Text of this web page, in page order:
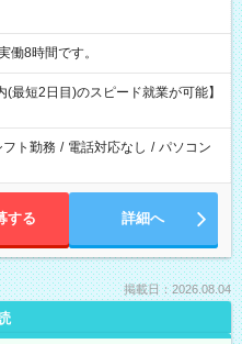
ち実働8時間です。
最短2日目)のスピード就業が可能】
フト勤務 / 電話対応なし / パソコン
する 詳細へ
掲載日：2026.08.04